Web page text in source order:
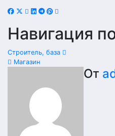
Навигация
Строитель, база
Магазин
От